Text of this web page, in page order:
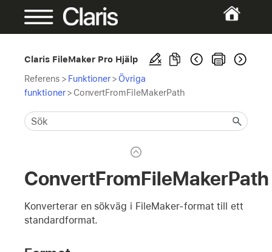
Claris FileMaker Pro Hjälp
Referens > Funktioner> Övriga
funktioner> ConvertFromFileMakerPath
ConvertFromFileMakerPath
Konverterar en sökväg i FileMaker-format till ett
standardformat.